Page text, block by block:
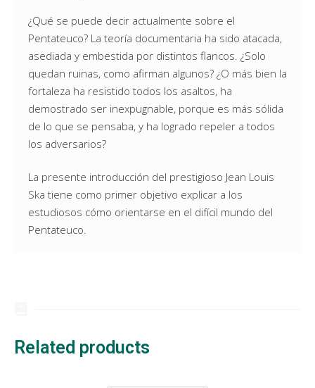
¿Qué se puede decir actualmente sobre el
Pentateuco? La teoría documentaria ha sido atacada,
asediada y embestida por distintos flancos. ¿Solo
quedan ruinas, como afirman algunos? ¿O más bien la
fortaleza ha resistido todos los asaltos, ha
demostrado ser inexpugnable, porque es más sólida
de lo que se pensaba, y ha logrado repeler a todos
los adversarios?
La presente introducción del prestigioso Jean Louis
Ska tiene como primer objetivo explicar a los
estudiosos cómo orientarse en el difícil mundo del
Pentateuco.
Related products